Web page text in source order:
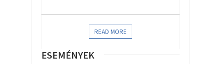
READ MORE
ESEMÉNYEK